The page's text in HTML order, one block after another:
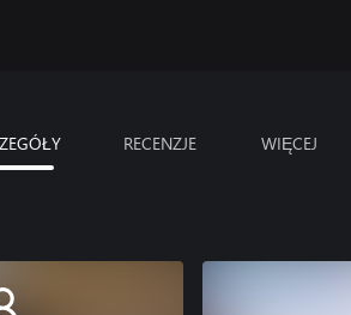
RECENZJE WIĘCEJ